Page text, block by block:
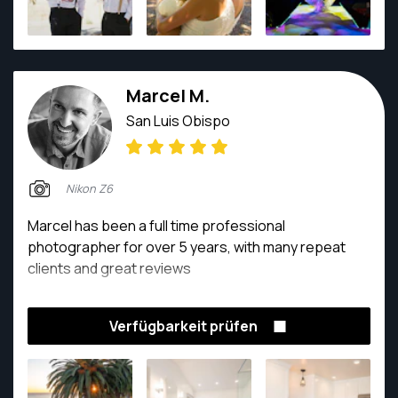
Marcel M.
San Luis Obispo
Nikon Z6
Marcel has been a full time professional
photographer for over 5 years, with many repeat
clients and great reviews
Verfügbarkeit prüfen